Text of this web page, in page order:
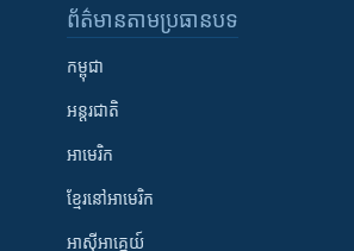
ព័ត៌មាន​តាមប្រធានបទ​
កម្ពុជា
អន្តរជាតិ
អាមេរិក
ខ្មែរ​នៅអាមេរិក
អាស៊ីអាគ្នេយ៍